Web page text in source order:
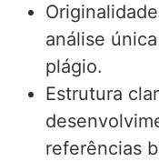
análise
plágio.
Estrutura
referências